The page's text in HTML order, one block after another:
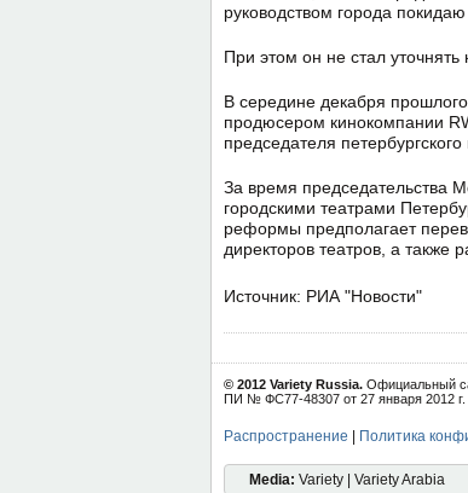
руководством города
При этом он не стал уточнять
В середине декабря
продюсером кинокомпании
председателя петербургского
За время председательства
городскими театрами
реформы предполагает
директоров театров, а также
Источник: РИА "Новости"
© 2012 Variety Russia. Официальный
ПИ № ФС77-48307 от 27 января 2012 г.
Распространение Политика
Media: Variety | Variety Arabia